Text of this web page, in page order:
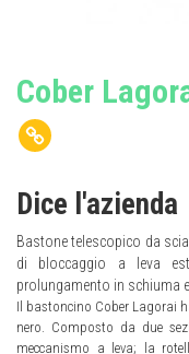
Cober
Dice l'azienda
Bastone telescopico da
di bloccaggio a leva
prolungamento in schiuma
Il bastoncino Cober Lagorai
nero. Composto da due
meccanismo a leva; la